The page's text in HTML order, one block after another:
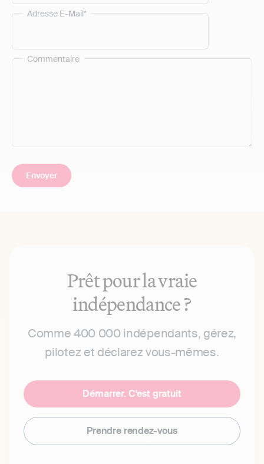
Commentaire
Adresse E-Mail*
Prêt pour la vraie
indépendance ?
Comme 400 000 indépendants, gérez,
pilotez et déclarez vous-mêmes.
Démarrer. C'est gratuit
Prendre rendez-vous